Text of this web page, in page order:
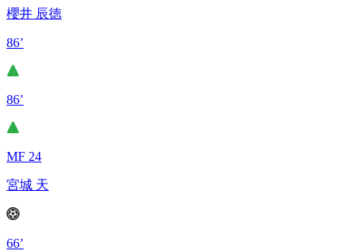
櫻井 辰徳
86’
86’
MF 24
宮城 天
66’